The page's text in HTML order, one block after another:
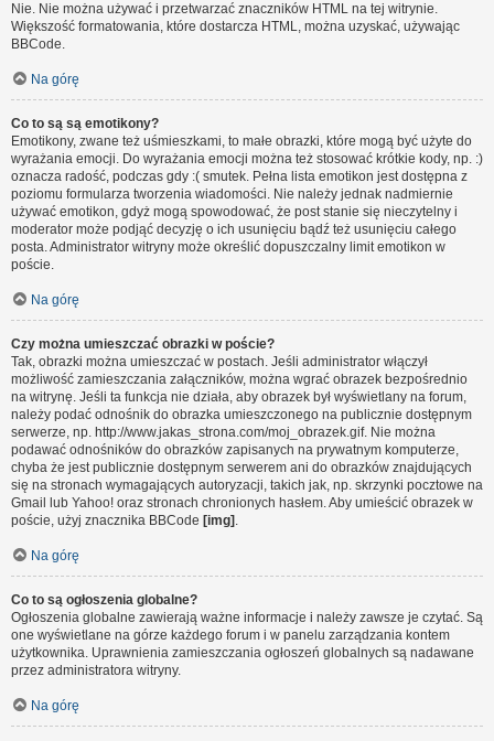
Nie. Nie można używać i przetwarzać znaczników HTML na tej witrynie.
Większość formatowania, które dostarcza HTML, można uzyskać, używając
BBCode.
Na górę
Co to są są emotikony?
Emotikony, zwane też uśmieszkami, to małe obrazki, które mogą być użyte do
wyrażania emocji. Do wyrażania emocji można też stosować krótkie kody, np. :)
oznacza radość, podczas gdy :( smutek. Pełna lista emotikon jest dostępna z
poziomu formularza tworzenia wiadomości. Nie należy jednak nadmiernie
używać emotikon, gdyż mogą spowodować, że post stanie się nieczytelny i
moderator może podjąć decyzję o ich usunięciu bądź też usunięciu całego
posta. Administrator witryny może określić dopuszczalny limit emotikon w
poście.
Na górę
Czy można umieszczać obrazki w poście?
Tak, obrazki można umieszczać w postach. Jeśli administrator włączył
możliwość zamieszczania załączników, można wgrać obrazek bezpośrednio
na witrynę. Jeśli ta funkcja nie działa, aby obrazek był wyświetlany na forum,
należy podać odnośnik do obrazka umieszczonego na publicznie dostępnym
serwerze, np. http://www.jakas_strona.com/moj_obrazek.gif. Nie można
podawać odnośników do obrazków zapisanych na prywatnym komputerze,
chyba że jest publicznie dostępnym serwerem ani do obrazków znajdujących
się na stronach wymagających autoryzacji, takich jak, np. skrzynki pocztowe na
Gmail lub Yahoo! oraz stronach chronionych hasłem. Aby umieścić obrazek w
poście, użyj znacznika BBCode [img] .
Na górę
Co to są ogłoszenia globalne?
Ogłoszenia globalne zawierają ważne informacje i należy zawsze je czytać. Są
one wyświetlane na górze każdego forum i w panelu zarządzania kontem
użytkownika. Uprawnienia zamieszczania ogłoszeń globalnych są nadawane
przez administratora witryny.
Na górę